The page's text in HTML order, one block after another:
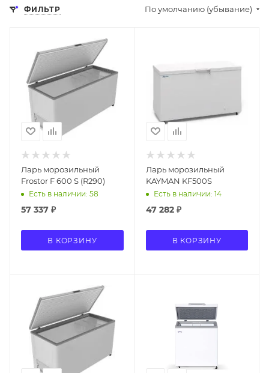
ФИЛЬТР По умолчанию (убывание)
Ларь морозильный
Frostor F 600 S (R290)
Есть в наличии: 58
57 337 ₽
В КОРЗИНУ
Ларь морозильный
KAYMAN KF500S
Есть в наличии: 14
47 282₽
В КОРЗИНУ